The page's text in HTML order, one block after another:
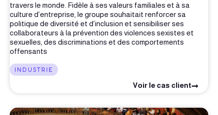
travers le monde. Fidèle à ses valeurs familiales et à sa
culture d’entreprise, le groupe souhaitait renforcer sa
politique de diversité et d’inclusion et sensibiliser ses
collaborateurs à la prévention des violences sexistes et
sexuelles, des discriminations et des comportements
offensants
INDUSTRIE
Voir le cas client